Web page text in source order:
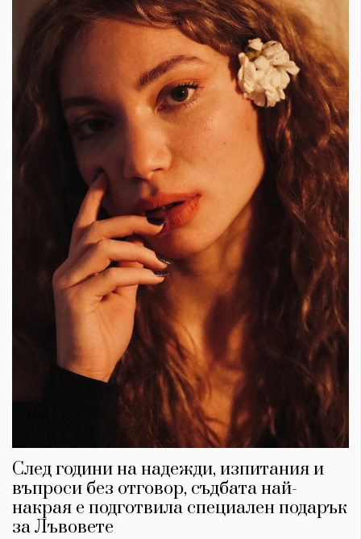
След години на надежди, изпитания и
въпроси без отговор, съдбата най-
накрая е подготвила специален подарък
за Лъвовете